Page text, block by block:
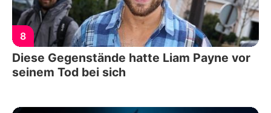
8
Diese Gegenstände hatte Liam Payne vor
seinem Tod bei sich